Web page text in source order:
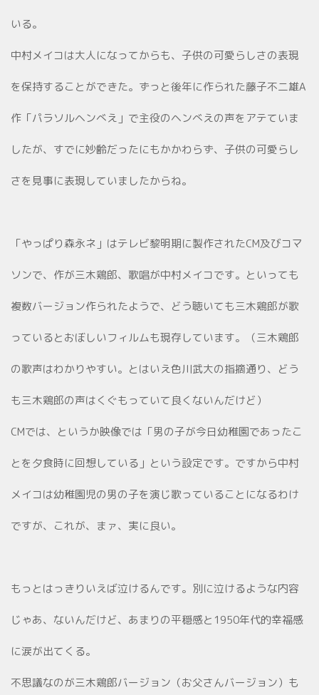
いる。
中村メイコは大人になってからも、子供の可愛らしさの表現
を保持することができた。ずっと後年に作られた藤子不二雄A
作「パラソルヘンべえ」で主役のヘンべえの声をアテていま
したが、すでに妙齢だったにもかかわらず、子供の可愛らし
さを見事に表現していましたからね。
「やっぱり森永ネ」はテレビ黎明期に製作されたCM及びコマ
ソンで、作が三木鶏郎、歌唱が中村メイコです。といっても
複数バージョン作られたようで、どう聴いても三木鶏郎が歌
っているとおぼしいフィルムも現存しています。（三木鶏郎
の歌声はわかりやすい。とはいえ色川武大の指摘通り、どう
も三木鶏郎の声はくぐもっていて良くないんだけど）
CMでは、というか映像では「男の子が今日幼稚園であったこ
とを夕食時に回想している」という設定です。ですから中村
メイコは幼稚園児の男の子を演じ歌っていることになるわけ
ですが、これが、まァ、実に良い。
もっとはっきりいえば泣けるんです。別に泣けるような内容
じゃあ、ないんだけど、あまりの平穏感と1950年代的幸福感
に涙が出てくる。
不思議なのが三木鶏郎バージョン（お父さんバージョン）も